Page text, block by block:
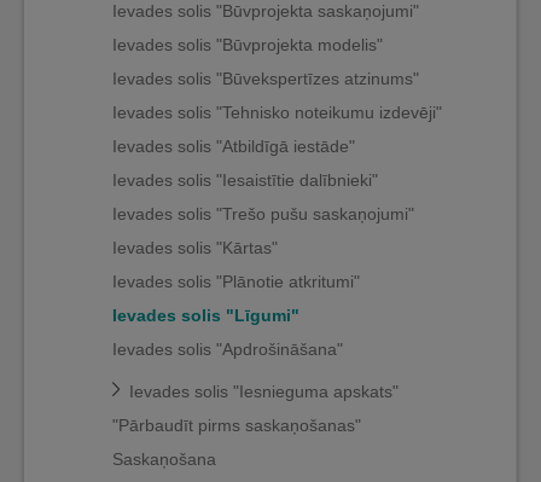
Ievades solis "Būvprojekta saskaņojumi"
Ievades solis "Būvprojekta modelis"
Ievades solis "Būvekspertīzes atzinums"
Ievades solis "Tehnisko noteikumu izdevēji"
Ievades solis "Atbildīgā iestāde"
Ievades solis "Iesaistītie dalībnieki"
Ievades solis "Trešo pušu saskaņojumi"
Ievades solis "Kārtas"
Ievades solis "Plānotie atkritumi"
Ievades solis "Līgumi"
Ievades solis "Apdrošināšana"
Ievades solis "Iesnieguma apskats"
"Pārbaudīt pirms saskaņošanas"
Saskaņošana